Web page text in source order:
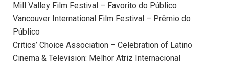
Mill Valley Film Festival – Favorito do Público
⁠Vancouver International Film Festival – Prêmio do
Público
Critics’ Choice Association – Celebration of Latino
Cinema & Television: Melhor Atriz Internacional